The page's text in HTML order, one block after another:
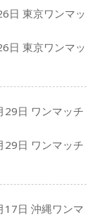
日 東京ワンマッ
日 東京ワンマッ
29日 ワンマッチ
29日 ワンマッチ
17日 沖縄ワンマ